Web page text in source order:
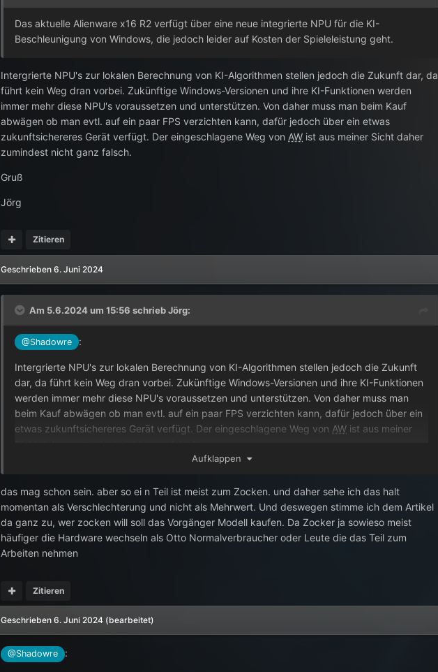
Das aktuelle Alienware x16 R2 verfügt über eine neue integrierte NPU für die KI-
Beschleunigung von Windows, die jedoch leider auf Kosten der Spieleleistung geht.
Intergrierte NPU's zur lokalen Berechnung von KI-Algorithmen stellen jedoch die Zukunft dar, da
führt kein Weg dran vorbei. Zukünftige Windows-Versionen und ihre KI-Funktionen werden
immer mehr diese NPU's voraussetzen und unterstützen. Von daher muss man beim Kauf
abwägen ob man evtl. auf ein paar FPS verzichten kann, dafür jedoch über ein etwas
zukunftsichereres Gerät verfügt. Der eingeschlagene Weg von AW ist aus meiner Sicht daher
zumindest nicht ganz falsch.
Gruß
Jörg
Zitieren
Geschrieben6. Juni 2024
Am 5.6.2024 um 15:56 schriebJörg:
@Shadowre :
Intergrierte NPU's zur lokalen Berechnung von KI-Algorithmen stellen jedoch die Zukunft
dar, da führt kein Weg dran vorbei. Zukünftige Windows-Versionen und ihre KI-Funktionen
werden immer mehr diese NPU's voraussetzen und unterstützen. Von daher muss man
beim Kauf abwägen ob man evtl. auf ein paar FPS verzichten kann, dafür jedoch über ein
etwas zukunftsichereres Gerät verfügt. Der eingeschlagene Weg von AW ist aus meiner
Jörg
Aufklappen
das mag schon sein. aber so ei n Teil ist meist zum Zocken. und daher sehe ich das halt
momentan als Verschlechterung und nicht als Mehrwert. Und deswegen stimme ich dem Artikel
da ganz zu, wer zocken will soll das Vorgänger Modell kaufen. Da Zocker ja sowieso meist
häufiger die Hardware wechseln als Otto Normalverbraucher oder Leute die das Teil zum
Arbeiten nehmen
Zitieren
Geschrieben6. Juni 2024 (bearbeitet)
@Shadowre :